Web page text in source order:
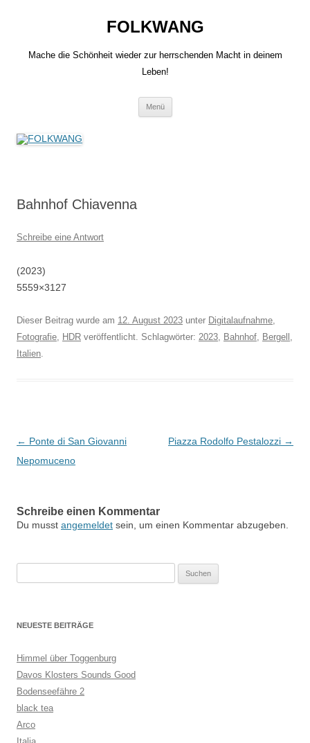
FOLKWANG
Mache die Schönheit wieder zur herrschenden Macht in deinem
Leben!
Menü
Bahnhof Chiavenna
Schreibe eine Antwort
(2023)
5559×3127
Dieser Beitrag wurde am 12. August 2023 unter Digitalaufnahme,
Fotografie, HDR veröffentlicht. Schlagwörter: 2023, Bahnhof, Bergell ,
Italien.
Beitragsnavigation
← Ponte di San Giovanni
Nepomuceno
Piazza Rodolfo Pestalozzi →
Schreibe einen Kommentar
Du musst angemeldet sein, um einen Kommentar abzugeben.
NEUESTE BEITRÄGE
Himmel über Toggenburg
Davos Klosters Sounds Good
Bodenseefähre 2
black tea
Arco